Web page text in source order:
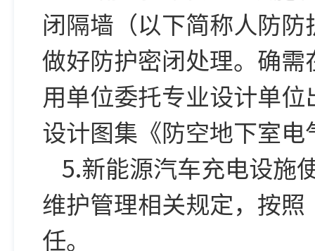
闭隔墙（以下简称人防
做好防护密闭处理。确
用单位委托专业设计单
设计图集《防空地下室
5.新能源汽车充电设施
维护管理相关规定，按
任。